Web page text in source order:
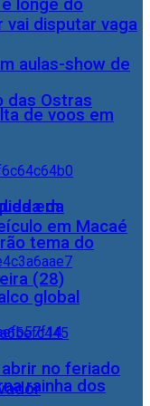
aulas-show de
das Ostras
da
tema do
(28)
rainha dos
longe do
vai disputar vaga
de voos em
em
em Macaé
global
no feriado